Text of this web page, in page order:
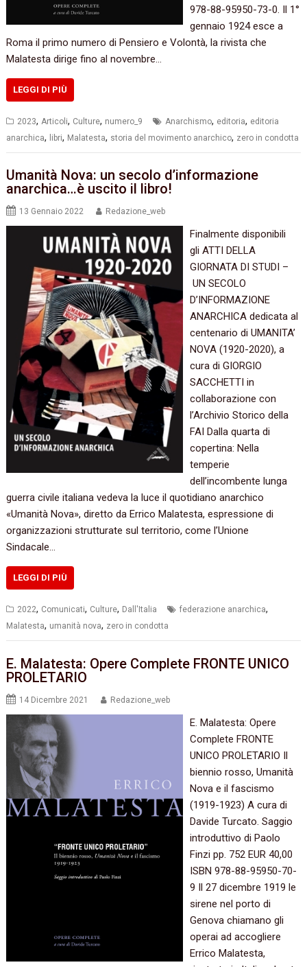
978-88-95950-73-0. Il 1°
gennaio 1924 esce a
Roma il primo numero di Pensiero e Volontà, la rivista che
Malatesta dirige fino al novembre…
LEGGI DI PIÙ
2023, Articoli, Culture, numero_9 Anarchismo, editoria, editoria
anarchica, libri, Malatesta, storia del movimento anarchico, zero in condotta
Umanità Nova: un secolo d’informazione
anarchica…è uscito il libro!
13 Gennaio 2022 Redazione_web
Finalmente disponibili
gli ATTI DELLA
GIORNATA DI STUDI –
UN SECOLO
D’INFORMAZIONE
ANARCHICA dedicata al
centenario di UMANITA’
NOVA (1920-2020), a
cura di GIORGIO
SACCHETTI in
collaborazione con
l’Archivio Storico della
FAI Dalla quarta di
copertina: Nella
temperie
dell’incombente lunga
guerra civile italiana vedeva la luce il quotidiano anarchico
«Umanità Nova», diretto da Errico Malatesta, espressione di
organizzazioni strutturate sul territorio, come l’Unione
Sindacale…
LEGGI DI PIÙ
2022, Comunicati, Culture, Dall'Italia federazione anarchica,
Malatesta, umanità nova, zero in condotta
E. Malatesta: Opere Complete FRONTE UNICO
PROLETARIO
14 Dicembre 2021 Redazione_web
E. Malatesta: Opere
Complete FRONTE
UNICO PROLETARIO Il
biennio rosso, Umanità
Nova e il fascismo
(1919-1923) A cura di
Davide Turcato. Saggio
introduttivo di Paolo
Finzi pp. 752 EUR 40,00
ISBN 978-88-95950-70-
9 Il 27 dicembre 1919 le
sirene nel porto di
Genova chiamano gli
operai ad accogliere
Errico Malatesta,